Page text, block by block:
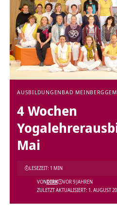
AUSBILDUNGEN BAD MEINBERG
4 Wochen
Mai
ZULETZT AKTUALISIERT: 1. AUGUST
VONDIRK VOR 9 JAHREN
LESEZEIT: 1 MIN